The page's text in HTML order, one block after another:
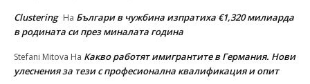
Clustering На Българи в чужбина изпратиха €1,320 милиарда
в родината си през миналата година
Stefani Mitova На Какво работят имигрантите в Германия. Нови
улеснeния за тези с професионална квалификация и опит